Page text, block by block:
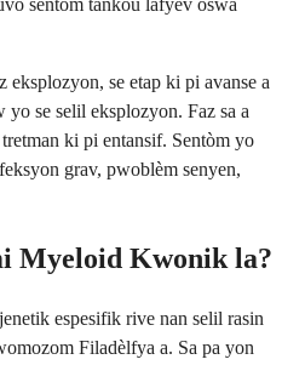
se etap ki pi avanse a
se selil eksplozyon. Faz sa a
ki pi entansif. Sentòm yo
grav, pwoblèm senyen,
Myeloid Kwonik la?
espesifik rive nan selil rasin
Filadèlfya a. Sa pa yon